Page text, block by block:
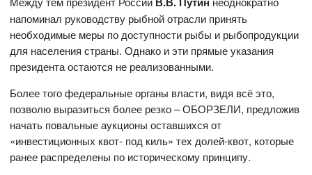
напоминал руководству рыбной отрасли принять
необходимые меры по доступности рыбы и рыбопродукции
для населения страны. Однако и эти прямые указания
президента остаются не реализованными.
Более того федеральные органы власти, видя всё это,
позволю выразиться более резко – ОБОРЗЕЛИ, предложив
начать повальные аукционы оставшихся от
«инвестиционных квот- под киль» тех долей-квот, которые
ранее распределены по историческому принципу.